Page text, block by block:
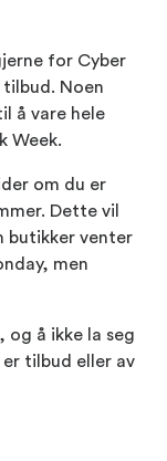
for Cyber
Noen
å vare hele
Week.
om du er
Dette vil
butikker venter
men
å ikke la seg
tilbud eller av